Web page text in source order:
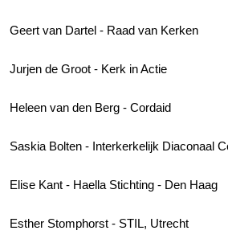
Geert van Dartel - Raad van Kerken
Jurjen de Groot - Kerk in Actie
Heleen van den Berg - Cordaid
Saskia Bolten - Interkerkelijk Diaconaal
Elise Kant - Haella Stichting - Den Haag
Esther Stomphorst - STIL, Utrecht